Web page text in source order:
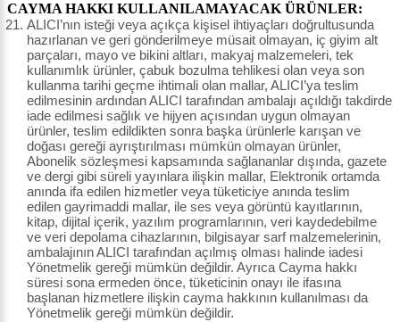
CAYMA HAKKI KULLANILAMAYACAK ÜRÜNLER:
ALICI’nın isteği veya açıkça kişisel ihtiyaçları doğrultusunda
hazırlanan ve geri gönderilmeye müsait olmayan, iç giyim alt
parçaları, mayo ve bikini altları, makyaj malzemeleri, tek
kullanımlık ürünler, çabuk bozulma tehlikesi olan veya son
kullanma tarihi geçme ihtimali olan mallar, ALICI’ya teslim
edilmesinin ardından ALICI tarafından ambalajı açıldığı takdirde
iade edilmesi sağlık ve hijyen açısından uygun olmayan
ürünler, teslim edildikten sonra başka ürünlerle karışan ve
doğası gereği ayrıştırılması mümkün olmayan ürünler,
Abonelik sözleşmesi kapsamında sağlananlar dışında, gazete
ve dergi gibi süreli yayınlara ilişkin mallar, Elektronik ortamda
anında ifa edilen hizmetler veya tüketiciye anında teslim
edilen gayrimaddi mallar, ile ses veya görüntü kayıtlarının,
kitap, dijital içerik, yazılım programlarının, veri kaydedebilme
ve veri depolama cihazlarının, bilgisayar sarf malzemelerinin,
ambalajının ALICI tarafından açılmış olması halinde iadesi
Yönetmelik gereği mümkün değildir. Ayrıca Cayma hakkı
süresi sona ermeden önce, tüketicinin onayı ile ifasına
başlanan hizmetlere ilişkin cayma hakkının kullanılması da
Yönetmelik gereği mümkün değildir.